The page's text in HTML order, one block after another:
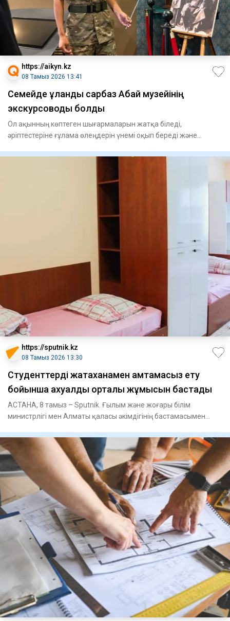
https://aikyn.kz
08 Тамыз 2026 13:41
Семейде ұландық сарбаз Абай музейінің
экскурсоводы болды
Ол ақынның көптеген шығармаларын жатқа біледі,
әріптестеріне ғұлама өлеңдерін үнемі оқып береді және
https://sputnik.kz
08 Тамыз 2026 13:30
Студенттерді жатақханамен қамтамасыз ету
бойынша ахуалдық орталық жұмысын бастады
АСТАНА, 8 тамыз – Sputnik. Ғылым және жоғары білім
министрлігі мен Алматы қаласы әкімдігінің бастамасымен